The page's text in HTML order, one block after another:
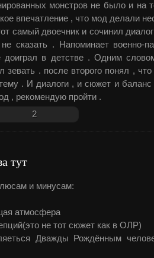
монстров не было и на
впечатление , что мод делали
самый двоечник и сочинил
сказать . Напоминает военно-
доиграл в детстве . Одним
. после второго понял ,
. И диалоги , и сюжет и
, рекомендую пройти .
2
тут
и минусам:
атмосфера
не тот сюжет как в ОЛР)
Дважды Рождённым